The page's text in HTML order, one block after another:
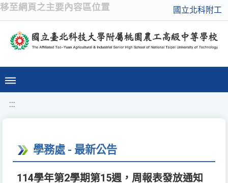
移至網頁之主要內容區位置 國立北科附工
:::
學務處 - 最新公告
114學年第2學期第15週，周報表發放通知